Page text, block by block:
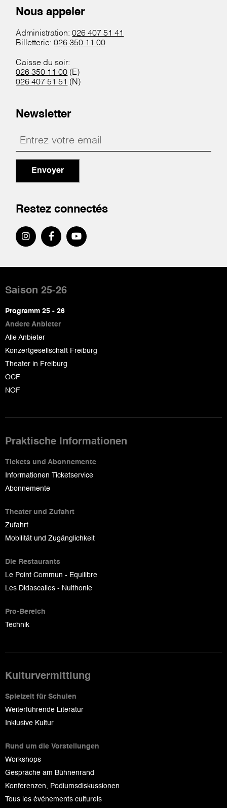
Nous appeler
Administration:026 407 51 41
Billetterie:026 350 11 00
Caisse du soir:
026 350 11 00 (E)
026 407 51 51 (N)
Newsletter
Envoyer
Restez connectés
de
page
Saison 25-26
Programm 25 - 26
Andere Anbieter
Alle Anbieter
Konzertgesellschaft Freiburg
Theater in Freiburg
OCF
NOF
Praktische Informationen
Tickets und Abonnemente
Informationen Ticketservice
Abonnemente
Theater und Zufahrt
Zufahrt
Mobilität und Zugänglichkeit
Die Restaurants
Le Point Commun - Equilibre
Les Didascalies - Nuithonie
Pro-Bereich
Technik
Kulturvermittlung
Spielzeit für Schulen
Weiterführende Literatur
Inklusive Kultur
Rund um die Vorstellungen
Workshops
Gespräche am Bühnenrand
Konferenzen, Podiumsdiskussionen
Tous les événements culturels